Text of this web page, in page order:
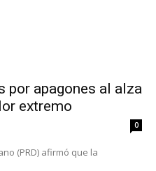
por apagones al alza
extremo
0
(PRD) afirmó que la